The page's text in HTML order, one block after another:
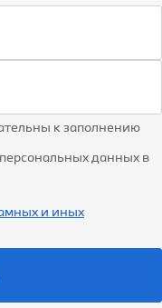
к заполнению
данных в
и иных